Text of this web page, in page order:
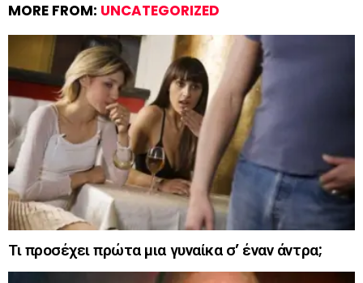
MORE FROM: UNCATEGORIZED
Τι προσέχει πρώτα μια γυναίκα σ’ έναν άντρα;